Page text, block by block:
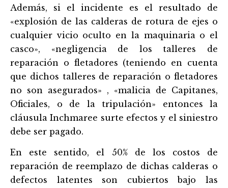
Además, si el incidente es el resultado de
«explosión de las calderas de rotura de ejes o
cualquier vicio oculto en la maquinaria o el
casco», «negligencia de los talleres de
reparación o fletadores (teniendo en cuenta
que dichos talleres de reparación o fletadores
no son asegurados» , «malicia de Capitanes,
Oficiales, o de la tripulación» entonces la
cláusula Inchmaree surte efectos y el siniestro
debe ser pagado.
En este sentido, el 50% de los costos de
reparación de reemplazo de dichas calderas o
defectos latentes son cubiertos bajo las